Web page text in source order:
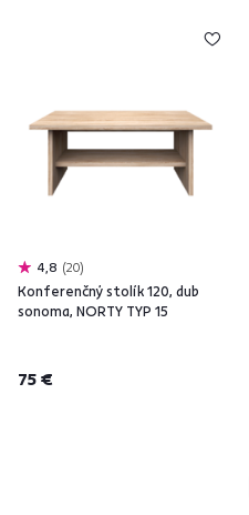
4,8 20
Konferenčný stolík 120, dub
sonoma, NORTY TYP 15
75 €